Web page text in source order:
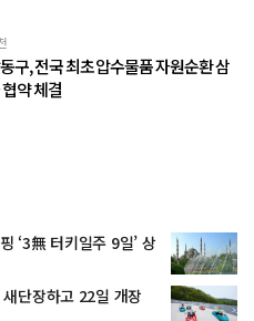
구, 전국 최초 압수물품 자원순환 삼
약 체결
‘3無 터키일주 9일’ 상
새단장하고 22일 개장